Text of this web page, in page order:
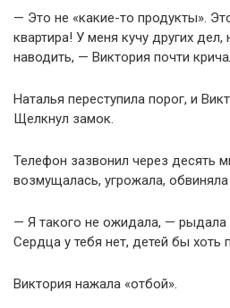
— Это не «какие-то продукты».
квартира! У меня кучу других
наводить, — Виктория почти
Наталья переступила порог, и
Щелкнул замок.
Телефон зазвонил через десять
возмущалась, угрожала, обвиняла
— Я такого не ожидала, — рыдала
Сердца у тебя нет, детей бы хоть
Виктория нажала «отбой».